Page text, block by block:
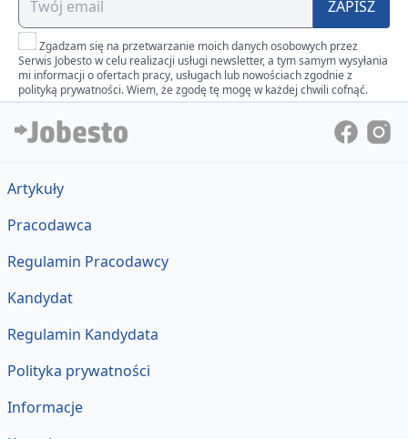
ZAPISZ
Zgadzam się na przetwarzanie moich danych osobowych przez
Serwis Jobesto w celu realizacji usługi newsletter, a tym samym wysyłania
mi informacji o ofertach pracy, usługach lub nowościach zgodnie z
polityką prywatności. Wiem, że zgodę tę mogę w każdej chwili cofnąć.
Artykuły
Pracodawca
Regulamin Pracodawcy
Kandydat
Regulamin Kandydata
Polityka prywatności
Informacje